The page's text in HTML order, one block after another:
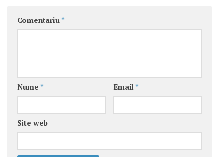
Comentariu *
Nume * Email *
Site web